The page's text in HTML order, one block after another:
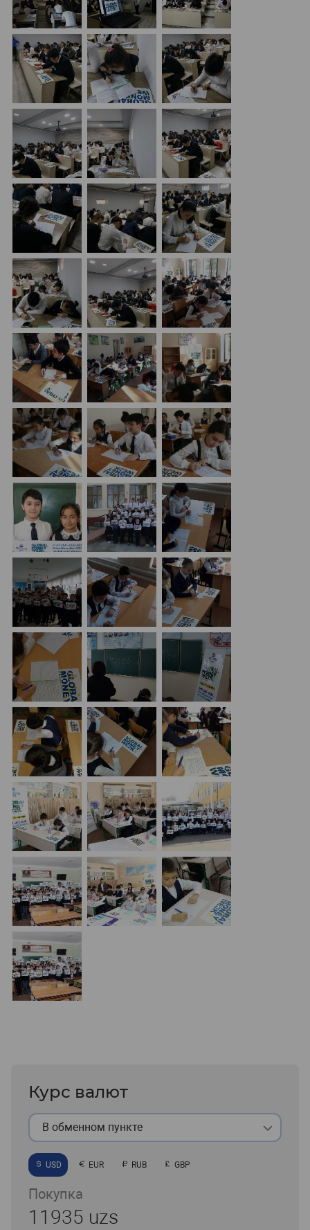
Курс валют
В обменном пункте
USD EUR RUB GBP
Покупка
11935 uzs